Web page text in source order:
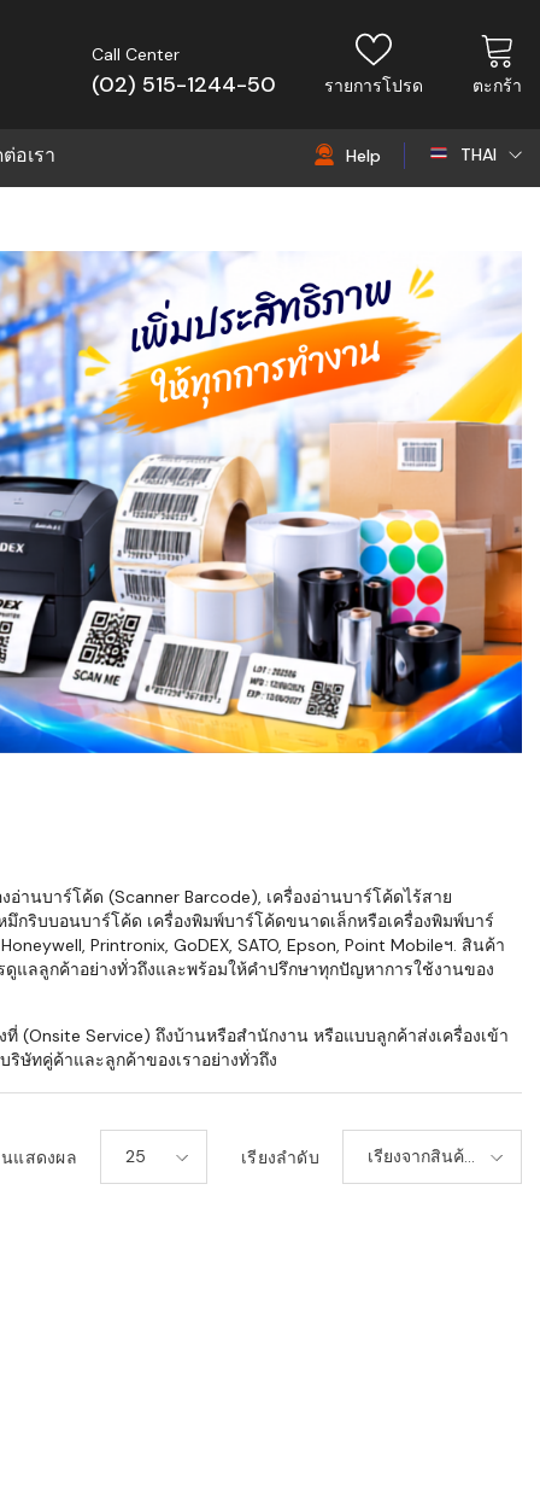
Call Center
(02) 515-1244-50 รายการโปรด ตะกร้า
อเรา Help THAI
EN
านบาร์โค้ด (Scanner Barcode), เครื่องอ่านบาร์โค้ดไร้สาย
กริบบอนบาร์โค้ด เครื่องพิมพ์บาร์โค้ดขนาดเล็กหรือเครื่องพิมพ์บาร์
Printronix, GoDEX, SATO, Epson, Point Mobileฯ. สินค้า
แลลูกค้าอย่างทั่วถึงและพร้อมให้คำปรึกษาทุกปัญหาการใช้งานของ
(Onsite Service) ถึงบ้านหรือสำนักงาน หรือแบบลูกค้าส่งเครื่องเข้า
ษัทคู่ค้าและลูกค้าของเราอย่างทั่วถึง
แสดงผล 25 เรียงลำดับ
เรียงจากสินค้า
ใหม่-เก่า